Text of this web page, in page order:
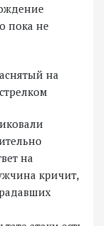
пока не
на
на
кричит,